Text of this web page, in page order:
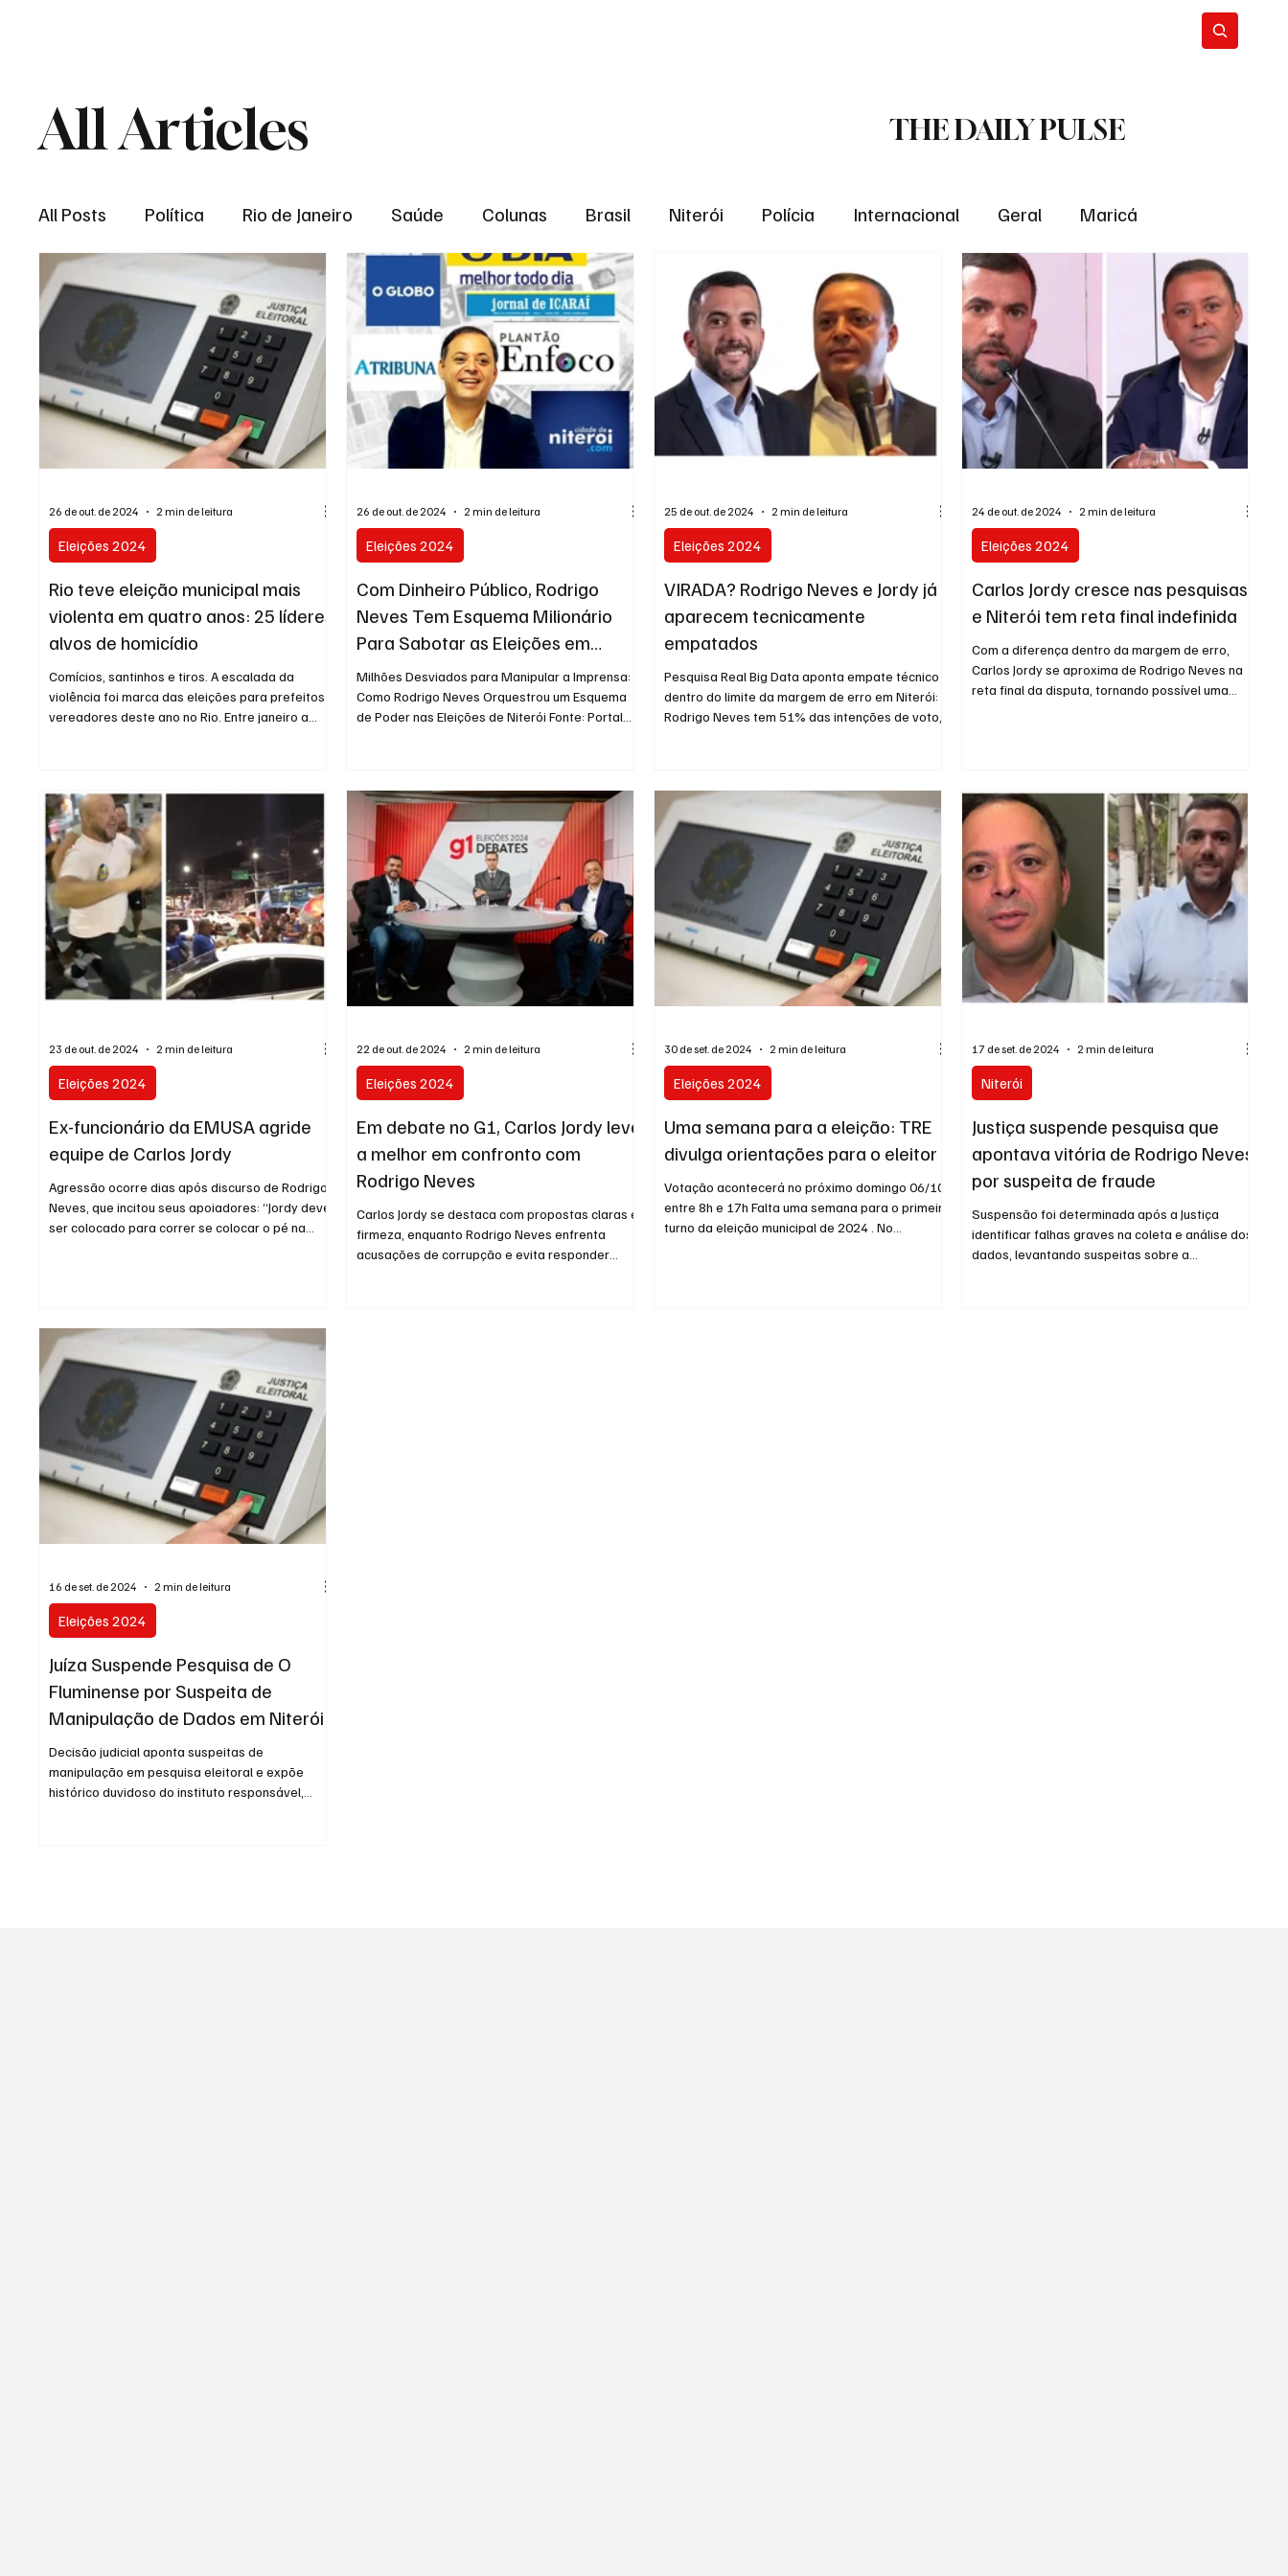
All Articles THE DAILY PULSE
All Posts Política Rio de Janeiro Saúde Colunas Brasil Niterói Polícia Internacional Geral Maricá
Região dos lagos Baixada Fluminense São Gonçalo Norte Fluminense Região Metropolitana Bastidores da Política
Esporte Niterói Zona Oeste Região serrana Economia Zona Norte Opinião Bastidores da política
Entretenimento Serviço Eleições 2024 Norte Fluminense Informação 2º TURNO
Rio teve eleição municipal mais
violenta em quatro anos: 25 líderes
alvos de homicídio
Comícios, santinhos e tiros. A escalada da
violência foi marca das eleições para prefeitos e
vereadores deste ano no Rio. Entre janeiro a...
Eleições 2024
26 de out. de 2024 2 min de leitura
Com Dinheiro Público, Rodrigo
Neves Tem Esquema Milionário
Para Sabotar as Eleições em
Niterói
Milhões Desviados para Manipular a Imprensa:
Como Rodrigo Neves Orquestrou um Esquema
de Poder nas Eleições de Niterói Fonte: Portal
Eleições 2024
26 de out. de 2024 2 min de leitura
VIRADA? Rodrigo Neves e Jordy já
aparecem tecnicamente
empatados
Pesquisa Real Big Data aponta empate técnico
dentro do limite da margem de erro em Niterói:
Rodrigo Neves tem 51% das intenções de voto,...
Eleições 2024
25 de out. de 2024 2 min de leitura
Carlos Jordy cresce nas pesquisas
e Niterói tem reta final indefinida
Com a diferença dentro da margem de erro,
Carlos Jordy se aproxima de Rodrigo Neves na
reta final da disputa, tornando possível uma...
Eleições 2024
24 de out. de 2024 2 min de leitura
Ex-funcionário da EMUSA agride
equipe de Carlos Jordy
Agressão ocorre dias após discurso de Rodrigo
Neves, que incitou seus apoiadores: “Jordy deve
ser colocado para correr se colocar o pé na...
Eleições 2024
23 de out. de 2024 2 min de leitura
Em debate no G1, Carlos Jordy leva
a melhor em confronto com
Rodrigo Neves
Carlos Jordy se destaca com propostas claras e
firmeza, enquanto Rodrigo Neves enfrenta
acusações de corrupção e evita responder
Eleições 2024
22 de out. de 2024 2 min de leitura
Uma semana para a eleição: TRE
divulga orientações para o eleitor
Votação acontecerá no próximo domingo 06/10,
entre 8h e 17h Falta uma semana para o primeiro
turno da eleição municipal de 2024 . No...
Eleições 2024
30 de set. de 2024 2 min de leitura
Justiça suspende pesquisa que
apontava vitória de Rodrigo Neves
por suspeita de fraude
Suspensão foi determinada após a Justiça
identificar falhas graves na coleta e análise dos
dados, levantando suspeitas sobre a...
Niterói
17 de set. de 2024 2 min de leitura
Juíza Suspende Pesquisa de O
Fluminense por Suspeita de
Manipulação de Dados em Niterói
Decisão judicial aponta suspeitas de
manipulação em pesquisa eleitoral e expõe
histórico duvidoso do instituto responsável,
Eleições 2024
16 de set. de 2024 2 min de leitura